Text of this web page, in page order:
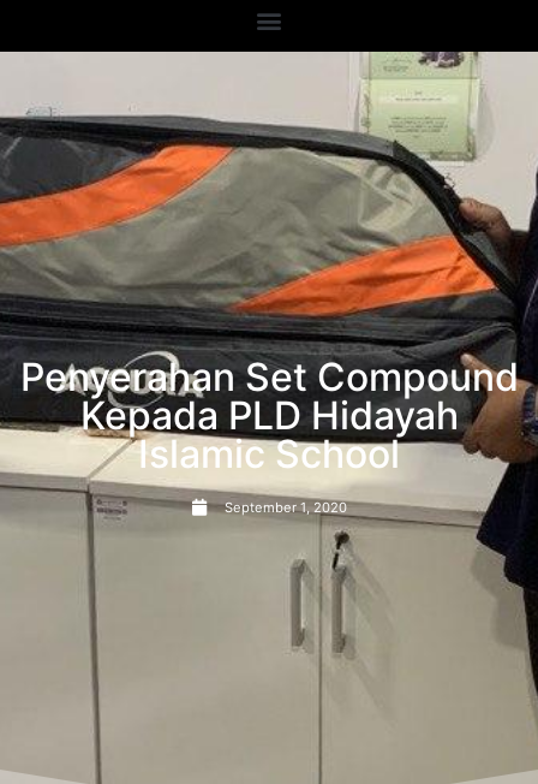
Penyerahan Set Compound
Kepada PLD Hidayah
Islamic School
September 1, 2020